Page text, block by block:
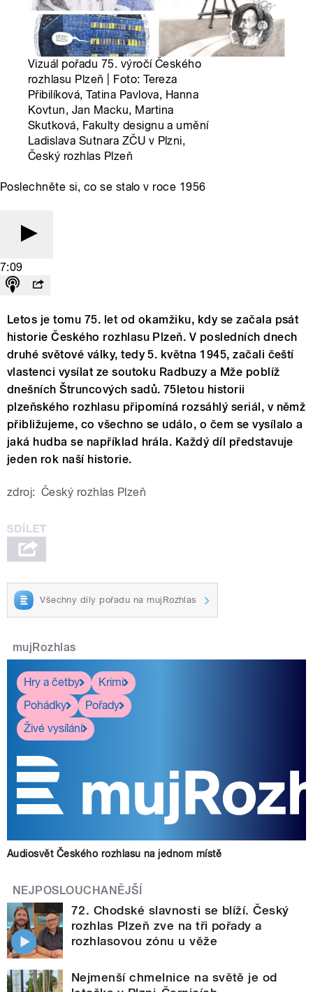
Vizuál pořadu 75. výročí Českého
rozhlasu Plzeň | Foto: Tereza
Přibilíková, Tatina Pavlova, Hanna
Kovtun, Jan Macku, Martina
Skutková, Fakulty designu a umění
Ladislava Sutnara ZČU v Plzni,
Český rozhlas Plzeň
Poslechněte si, co se stalo v roce 1956
7:09
Letos je tomu 75. let od okamžiku, kdy se začala psát
historie Českého rozhlasu Plzeň. V posledních dnech
druhé světové války, tedy 5. května 1945, začali čeští
vlastenci vysílat ze soutoku Radbuzy a Mže poblíž
dnešních Štruncových sadů. 75letou historii
plzeňského rozhlasu připomíná rozsáhlý seriál, v němž
přibližujeme, co všechno se událo, o čem se vysílalo a
jaká hudba se například hrála. Každý díl představuje
jeden rok naší historie.
zdroj: Český rozhlas Plzeň
Všechny díly pořadu na mujRozhlas
mujRozhlas
Hry a četby
Krimi
Pohádky
Pořady
Živé vysílání
Audiosvět Českého rozhlasu na jednom místě
NEJPOSLOUCHANĚJŠÍ
72. Chodské slavnosti se blíží. Český
rozhlas Plzeň zve na tři pořady a
rozhlasovou zónu u věže
Nejmenší chmelnice na světě je od